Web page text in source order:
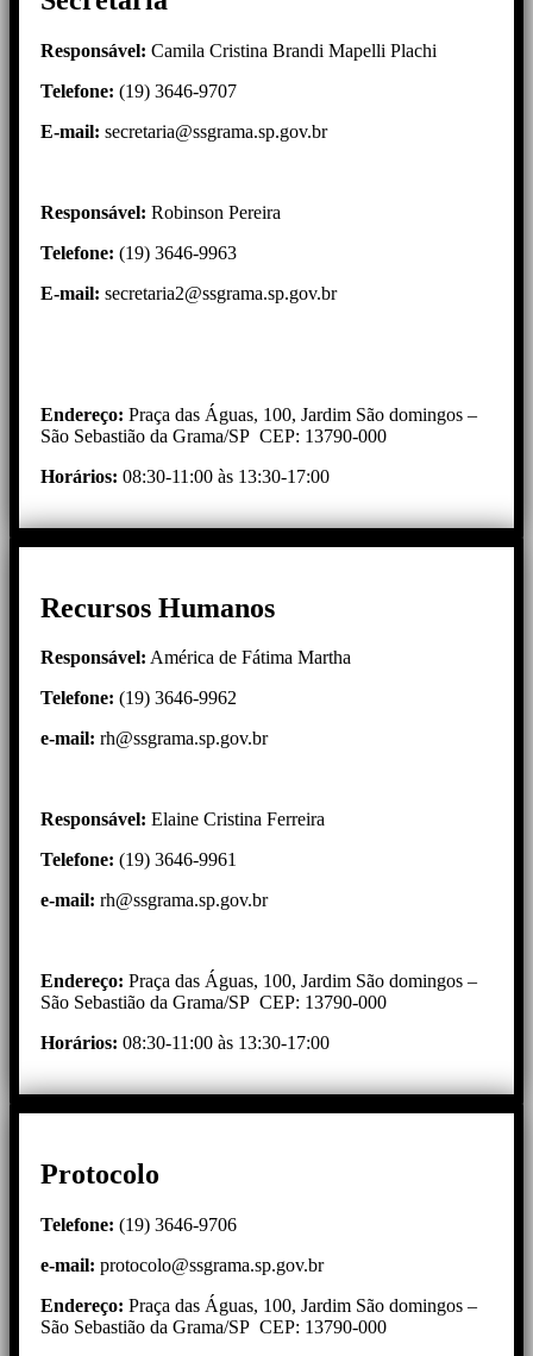
Responsável: Camila Cristina Brandi Mapelli Plachi
Telefone: (19) 3646-9707
E-mail: secretaria@ssgrama.sp.gov.br
Responsável: Robinson Pereira
Telefone: (19) 3646-9963
E-mail: secretaria2@ssgrama.sp.gov.br
Endereço: Praça das Águas, 100, Jardim São domingos –
São Sebastião da Grama/SP CEP: 13790-000
Horários: 08:30-11:00 às 13:30-17:00
Recursos Humanos
Responsável: América de Fátima Martha
Telefone: (19) 3646-9962
e-mail: rh@ssgrama.sp.gov.br
Responsável: Elaine Cristina Ferreira
Telefone: (19) 3646-9961
e-mail: rh@ssgrama.sp.gov.br
Endereço: Praça das Águas, 100, Jardim São domingos –
São Sebastião da Grama/SP CEP: 13790-000
Horários: 08:30-11:00 às 13:30-17:00
Protocolo
Telefone: (19) 3646-9706
e-mail: protocolo@ssgrama.sp.gov.br
Endereço: Praça das Águas, 100, Jardim São domingos –
São Sebastião da Grama/SP CEP: 13790-000